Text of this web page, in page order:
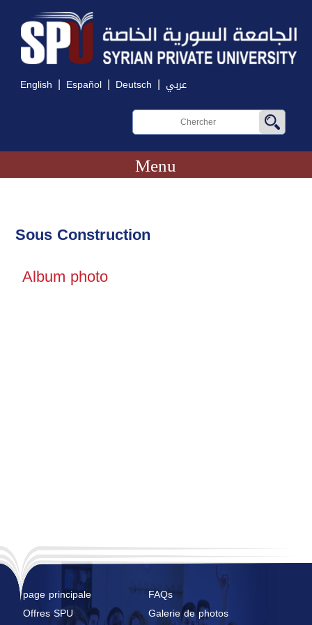
English | Español | Deutsch | عربي
Menu
Sous Construction
Album photo
page principale
FAQs
Offres SPU
Galerie de photos